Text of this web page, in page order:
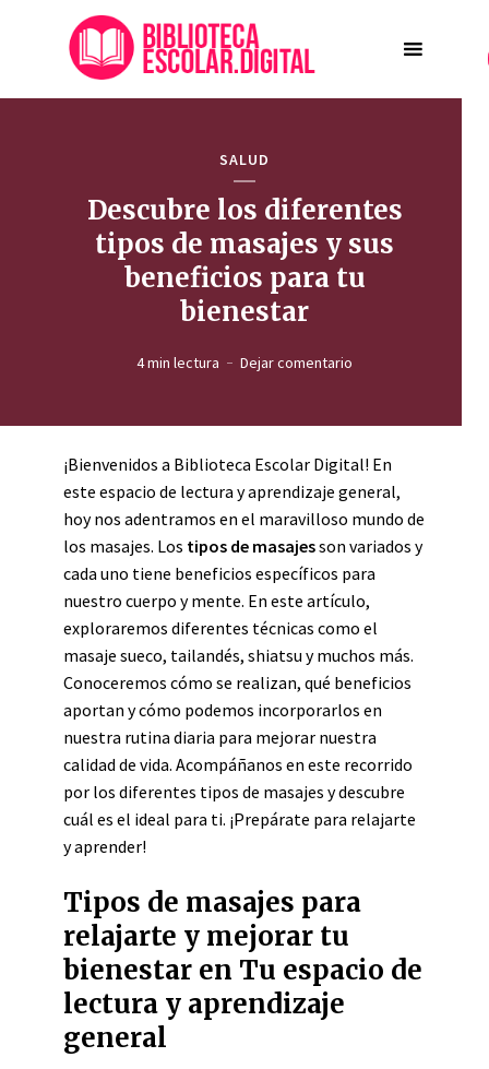
SALUD
Descubre los diferentes
tipos de masajes y sus
beneficios para tu
bienestar
4 min lectura Dejar comentario
¡Bienvenidos a Biblioteca Escolar Digital! En
este espacio de lectura y aprendizaje general,
hoy nos adentramos en el maravilloso mundo de
los masajes. Los tipos de masajesson variados y
cada uno tiene beneficios específicos para
nuestro cuerpo y mente. En este artículo,
exploraremos diferentes técnicas como el
masaje sueco, tailandés, shiatsu y muchos más.
Conoceremos cómo se realizan, qué beneficios
aportan y cómo podemos incorporarlos en
nuestra rutina diaria para mejorar nuestra
calidad de vida. Acompáñanos en este recorrido
por los diferentes tipos de masajes y descubre
cuál es el ideal para ti. ¡Prepárate para relajarte
y aprender!
Tipos de masajes para
relajarte y mejorar tu
bienestar en Tu espacio de
lectura y aprendizaje
general